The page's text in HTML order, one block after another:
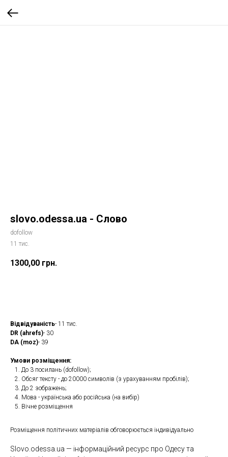
slovo.odessa.ua - Слово
dofollow
11 тис.
1300,00 грн.
Відвідуваність- 11 тис.
DR (ahrefs)- 30
DA (moz)- 39
Умови розміщення:
До 3 посилань (dofollow);
Обсяг тексту - до 20000 символів (з урахуванням пробілів);
До 2 зображень;
Мова - українська або російська (на вибір)
Вічне розміщення
Розміщення політичних матеріалів обговорюється індивідуально
Slovo.odessa.ua — інформаційний ресурс про Одесу та